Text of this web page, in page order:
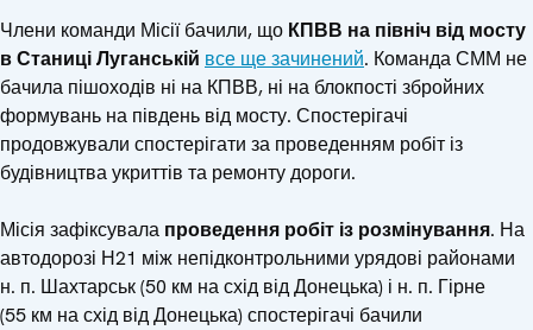
Члени команди Місії бачили, що КПВВ на північ від мосту
в Станиці Луганській все ще зачинений. Команда СММ не
бачила пішоходів ні на КПВВ, ні на блокпості збройних
формувань на південь від мосту. Спостерігачі
продовжували спостерігати за проведенням робіт із
будівництва укриттів та ремонту дороги.
Місія зафіксувала проведення робіт із розмінування. На
автодорозі Н21 між непідконтрольними урядові районами
н. п. Шахтарськ (50 км на схід від Донецька) і н. п. Гірне
(55 км на схід від Донецька) спостерігачі бачили